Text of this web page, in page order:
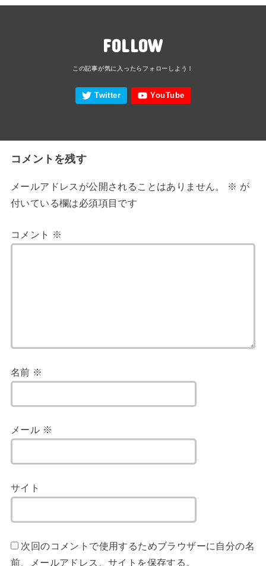
FOLLOW
コメントを残す
メールアドレスが公開されることはありません。 ※ が
付いている欄は必須項目です
コメント ※
名前 ※
メール ※
サイト
次回のコメントで使用するためブラウザーに自分の名
前、メールアドレス、サイトを保存する。